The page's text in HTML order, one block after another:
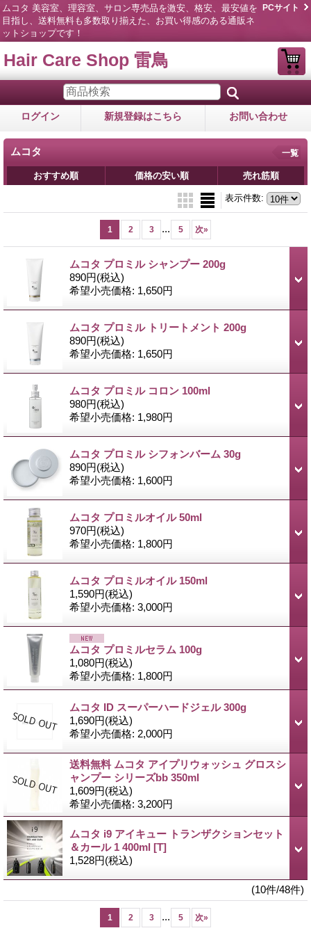
ムコタ 美容室、理容室、サロン専売品を激安、格安、最安値を
目指し、送料無料も多数取り揃えた、お買い得感のある通販ネ
ットショップです！
PCサイト
Hair Care Shop 雷鳥
ログイン 新規登録はこちら お問い合わせ
ムコタ 一覧
おすすめ順 価格の安い順 売れ筋順
表示件数:
1 2 3 ... 5 次»
ムコタ プロミル シャンプー 200g
890円(税込)
希望小売価格: 1,650円
ムコタ プロミル トリートメント 200g
890円(税込)
希望小売価格: 1,650円
ムコタ プロミル コロン 100ml
980円(税込)
希望小売価格: 1,980円
ムコタ プロミル シフォンバーム 30g
890円(税込)
希望小売価格: 1,600円
ムコタ プロミルオイル 50ml
970円(税込)
希望小売価格: 1,800円
ムコタ プロミルオイル 150ml
1,590円(税込)
希望小売価格: 3,000円
ムコタ プロミルセラム 100g
1,080円(税込)
希望小売価格: 1,800円
ムコタ ID スーパーハードジェル 300g
1,690円(税込)
希望小売価格: 2,000円
送料無料 ムコタ アイプリウォッシュ グロスシ
ャンプー シリーズbb 350ml
1,609円(税込)
希望小売価格: 3,200円
ムコタ i9 アイキュー トランザクションセット
＆カール 1 400ml [T]
1,528円(税込)
(10件/48件)
1 2 3 ... 5 次»